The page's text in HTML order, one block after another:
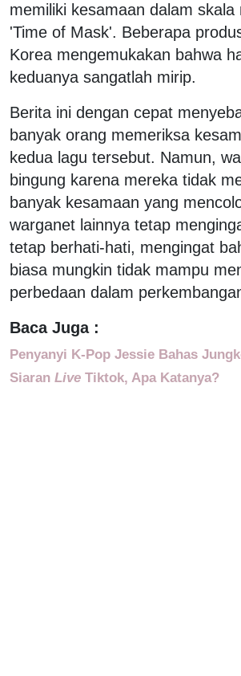
memiliki kesamaan dalam skala
'Time of Mask'. Beberapa
Korea mengemukakan bahwa
keduanya sangatlah mirip.
Berita ini dengan cepat
banyak orang memeriksa
kedua lagu tersebut. Namun,
bingung karena mereka tidak
banyak kesamaan yang
warganet lainnya tetap
tetap berhati-hati, mengingat
biasa mungkin tidak mampu
perbedaan dalam
Baca Juga :
Penyanyi K-Pop Jessie Bahas
Siaran Live Tiktok, Apa Katanya?